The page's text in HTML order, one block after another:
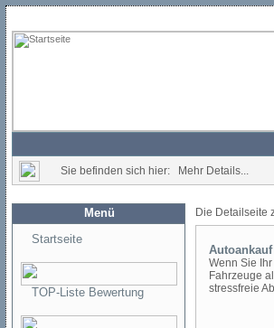
Sie befinden sich hier: Mehr Details...
Menü
Startseite
TOP-Liste Bewertung
Die Detailseite
Wenn Sie
Fahrzeuge
stressfreie